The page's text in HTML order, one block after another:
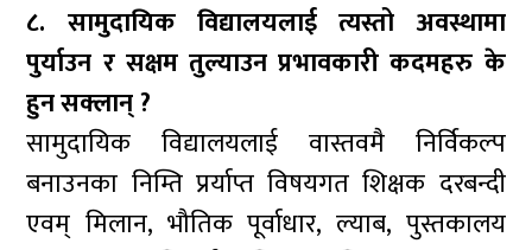
८. सामुदायिक विद्यालयलाई त्यस्तो अवस्थामा
पुर्याउन र सक्षम तुल्याउन प्रभावकारी कदमहरु के
हुन सक्लान् ?
सामुदायिक विद्यालयलाई वास्तवमै निर्विकल्प
बनाउनका निम्ति प्रर्याप्त विषयगत शिक्षक दरबन्दी
एवम् मिलान, भौतिक पूर्वाधार, ल्याब, पुस्तकालय